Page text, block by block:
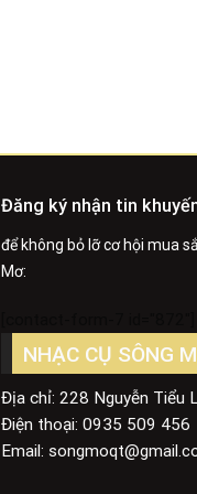
Đăng ký nhận tin
để không bỏ lỡ cơ hội mua
Mơ:
NHẠC CỤ SÔNG
Địa chỉ: 228 Nguyễn Tiểu
Điện thoại: 0935 509 456
Email: